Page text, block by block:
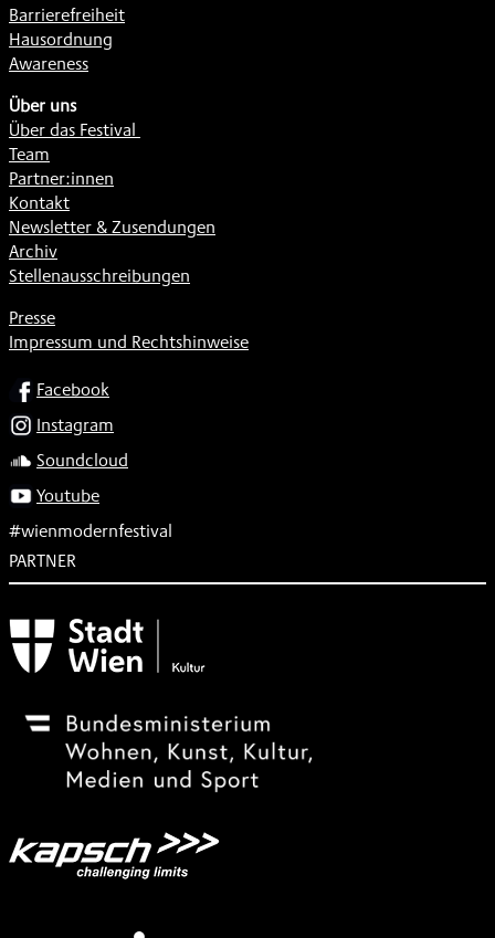
Barrierefreiheit
Hausordnung
Awareness
Über uns
Über das Festival
Team
Partner:innen
Kontakt
Newsletter & Zusendungen
Archiv
Stellenausschreibungen
Presse
Impressum und Rechtshinweise
SOCIALFacebook
Instagram
Soundcloud
Youtube
#wienmodernfestival
PARTNER
Subventionsgeber